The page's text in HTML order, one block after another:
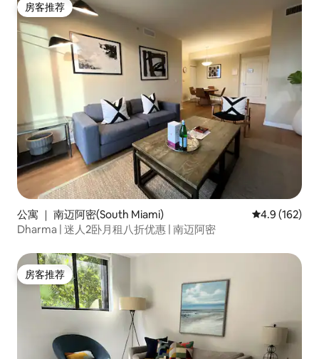
房客推荐
房客推荐
公寓 ｜ 南迈阿密(South Miami) 平均评分 4.9
4.9 (162)
Dharma | 迷人2卧月租八折优惠 | 南迈阿密
房客推荐
房客推荐